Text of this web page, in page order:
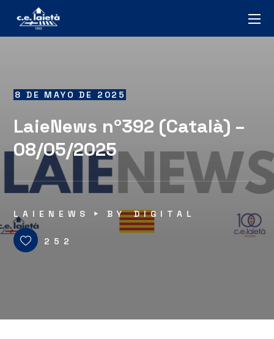
8 DE MAYO DE 2025
LaieNews nº392 (Català) –
08/05/2025
LAIENEWS BYDIGITAL
252